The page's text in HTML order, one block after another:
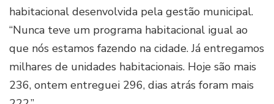
habitacional desenvolvida pela gestão municipal.
“Nunca teve um programa habitacional igual ao
que nós estamos fazendo na cidade. Já entregamos
milhares de unidades habitacionais. Hoje são mais
236, ontem entreguei 296, dias atrás foram mais